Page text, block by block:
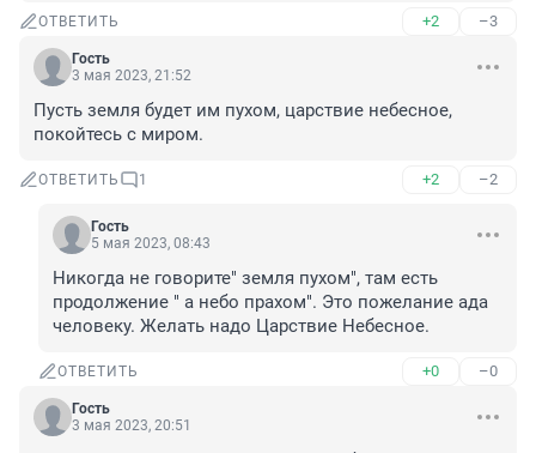
ОТВЕТИТЬ +2 –3
Гость
3 мая 2023, 21:52
Пусть земля будет им пухом, царствие небесное,
покойтесь с миром.
ОТВЕТИТЬ 1 +2 –2
Гость
5 мая 2023, 08:43
Никогда не говорите" земля пухом", там есть
продолжение " а небо прахом". Это пожелание ада
человеку. Желать надо Царствие Небесное.
ОТВЕТИТЬ +0 –0
Гость
3 мая 2023, 20:51